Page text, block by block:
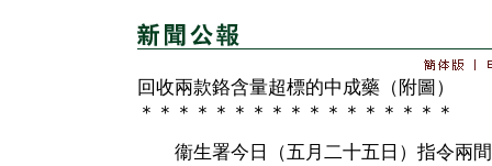
回收兩款鉻含量超標的中成藥（附圖）
＊＊＊＊＊＊＊＊＊＊＊＊＊＊＊＊＊
衞生署今日（五月二十五日）指令兩間